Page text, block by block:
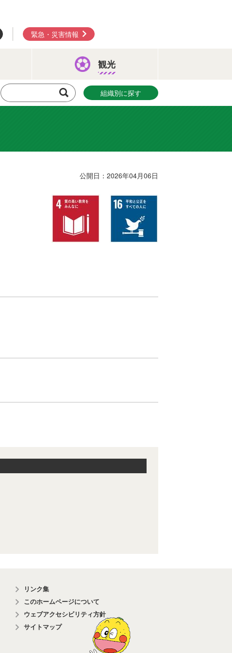
緊急・災害情報
観光
組織別に探す
公開日：2026年04月06日
リンク集
このホームページについて
ウェブアクセシビリティ方針
サイトマップ